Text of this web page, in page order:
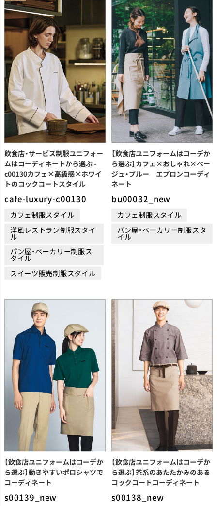
飲食店・サービス制服ユニフォー
ムはコーディネートから選ぶ -
c00130カフェ×高級感×ホワイ
トのコックコートスタイル
cafe-luxury-c00130
カフェ制服スタイル
洋風レストラン制服スタイ
ル
パン屋・ベーカリー制服ス
タイル
スイーツ販売制服スタイル
【飲食店ユニフォームはコーデか
ら選ぶ】カフェ×おしゃれ×ベー
ジュ・ブルー エプロンコーディ
ネート
bu00032_new
カフェ制服スタイル
パン屋・ベーカリー制服スタ
イル
【飲食店ユニフォームはコーデか
ら選ぶ】動きやすいポロシャツで
コーディネート
s00139_new
【飲食店ユニフォームはコーデか
ら選ぶ】茶系のあたたかみのある
コックコートコーディネート
s00138_new